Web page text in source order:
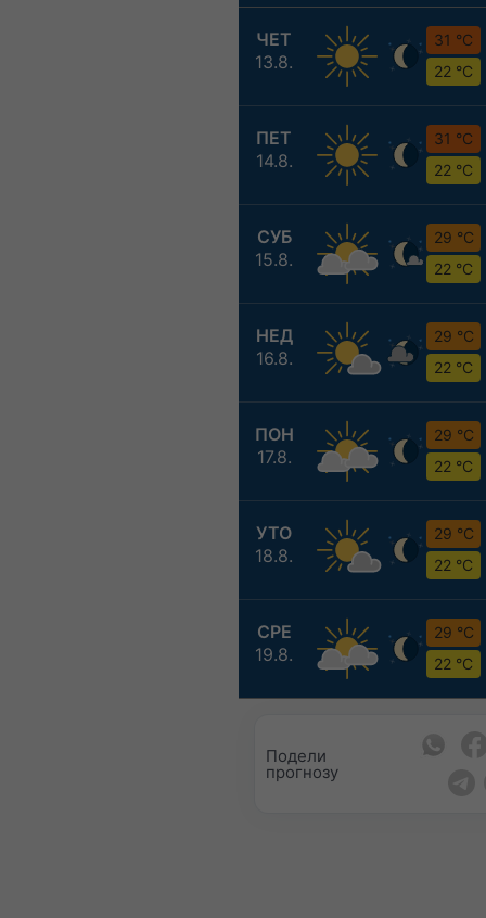
ЧЕТ
13.8.
31 °C
22 °C
ПЕТ
14.8.
31 °C
22 °C
СУБ
15.8.
29 °C
22 °C
НЕД
16.8.
29 °C
22 °C
ПОН
17.8.
29 °C
22 °C
УТО
18.8.
29 °C
22 °C
СРЕ
19.8.
29 °C
22 °C
Подели
прогнозу